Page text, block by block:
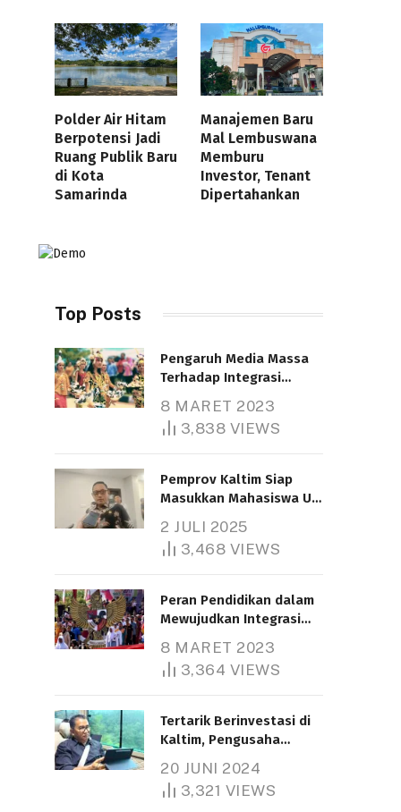
Polder Air Hitam
Berpotensi Jadi
Ruang Publik Baru
di Kota
Samarinda
Manajemen Baru
Mal Lembuswana
Memburu
Investor, Tenant
Dipertahankan
Top Posts
Pengaruh Media Massa
Terhadap Integrasi
8 MARET 2023
3,838 VIEWS
Pemprov Kaltim Siap
Masukkan Mahasiswa UT
Bantuan Pendidikan
Gratispol
2 JULI 2025
3,468 VIEWS
Peran Pendidikan dalam
Mewujudkan Integrasi
8 MARET 2023
3,364 VIEWS
Tertarik Berinvestasi di
Kaltim, Pengusaha
1.000 Hektare
20 JUNI 2024
3,321 VIEWS